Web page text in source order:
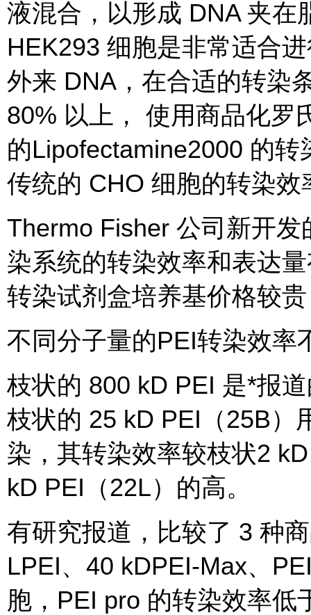
液混合，以形成 DNA 夹在
HEK293 细胞是非常适合
外来 DNA，在合适的转染
80% 以上， 使用商品化罗
的Lipofectamine2000 的
传统的 CHO 细胞的转染
Thermo Fisher 公司新开
染系统的转染效率和表达
转染试剂盒培养基价格较
不同分子量的PEI转染效率
枝状的 800 kD PEI 是*报
枝状的 25 kD PEI（25B）
染，其转染效率较枝状2
kD PEI（22L）的高。
有研究报道，比较了 3 种
LPEI、40 kDPEI-Max、
胞，PEI pro 的转染效率低